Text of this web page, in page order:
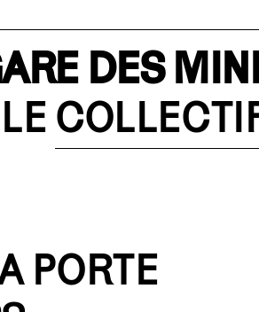
DES
PORTE